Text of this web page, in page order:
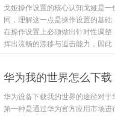
戈娅操作设置的核心认知戈娅是
同，理解这一点是操作设置的基
在操作设置上必须做出针对性调
挥出流畅的漂移与追击能力，因
华为我的世界怎么下
华为设备下载我的世界的途径对
第一种是通过华为官方应用市场